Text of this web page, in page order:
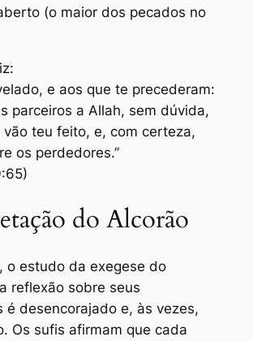
(o maior dos pecados no
e aos que te precederam:
parceiros a Allah, sem dúvida,
teu feito, e, com certeza,
os perdedores.”
do Alcorão
o estudo da exegese do
reflexão sobre seus
é desencorajado e, às vezes,
Os sufis afirmam que cada